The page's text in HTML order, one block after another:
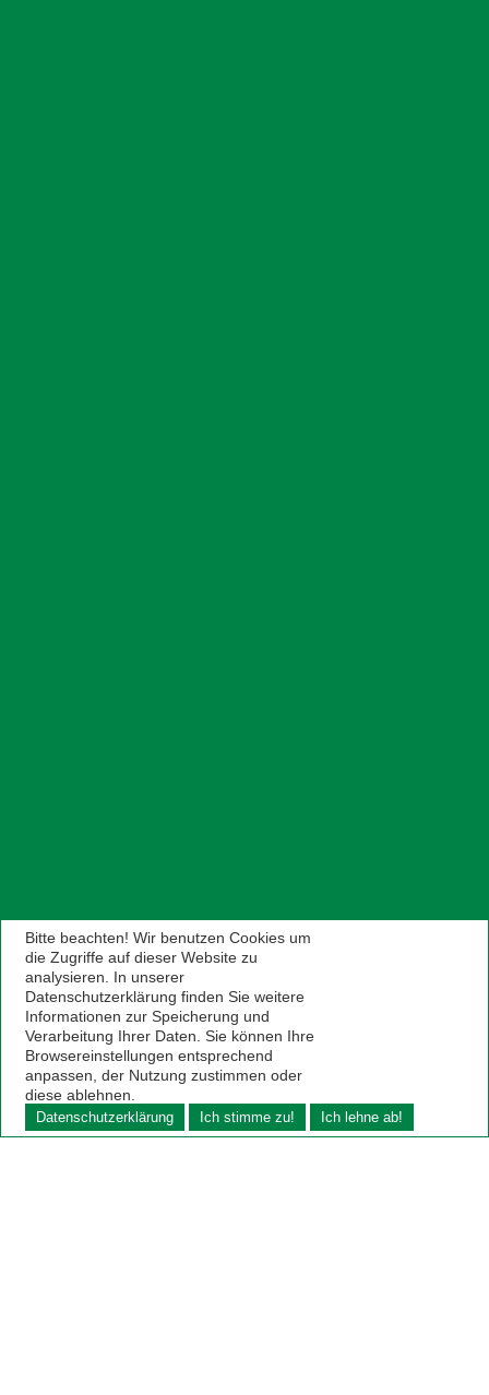
Bitte beachten! Wir benutzen Cookies um
die Zugriffe auf dieser Website zu
analysieren. In unserer
Datenschutzerklärung finden Sie weitere
Informationen zur Speicherung und
Verarbeitung Ihrer Daten. Sie können Ihre
Browsereinstellungen entsprechend
anpassen, der Nutzung zustimmen oder
diese ablehnen.
Datenschutzerklärung Ich stimme zu! Ich lehne ab!